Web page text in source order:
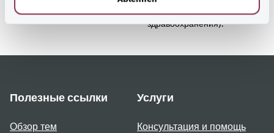
здравоохранения).
Полезные ссылки
Обзор тем
Услуги
Консультация и помощь